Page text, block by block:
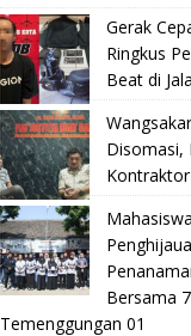
Gerak
Ringkus
Beat di
Disomasi,
Kontraktor
Bersama
Temenggungan 01